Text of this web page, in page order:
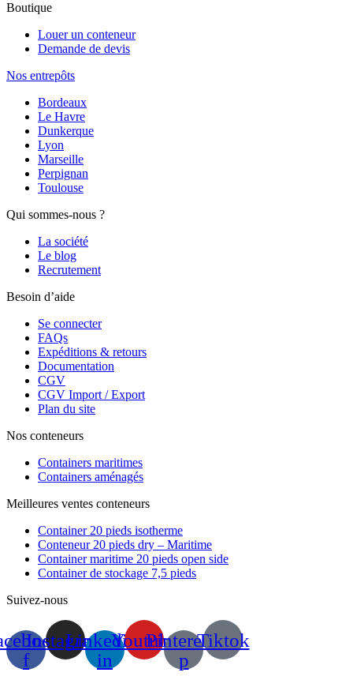
Boutique
Louer un conteneur
Demande de devis
Nos entrepôts
Bordeaux
Le Havre
Dunkerque
Lyon
Marseille
Perpignan
Toulouse
Qui sommes-nous ?
La société
Le blog
Recrutement
Besoin d’aide
Se connecter
FAQs
Expéditions & retours
Documentation
CGV
CGV Import / Export
Plan du site
Nos conteneurs
Containers maritimes
Containers aménagés
Meilleures ventes conteneurs
Container 20 pieds isotherme
Conteneur 20 pieds dry – Maritime
Container maritime 20 pieds open side
Container de stockage 7,5 pieds
Suivez-nous
f
InstagramLinkedin-
in
YoutubePinterest-
p
Tiktok